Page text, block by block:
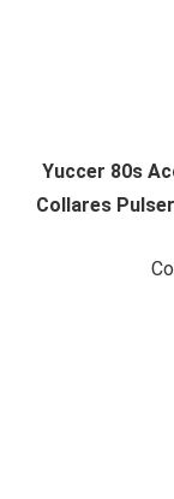
Yuccer 80s
Collares